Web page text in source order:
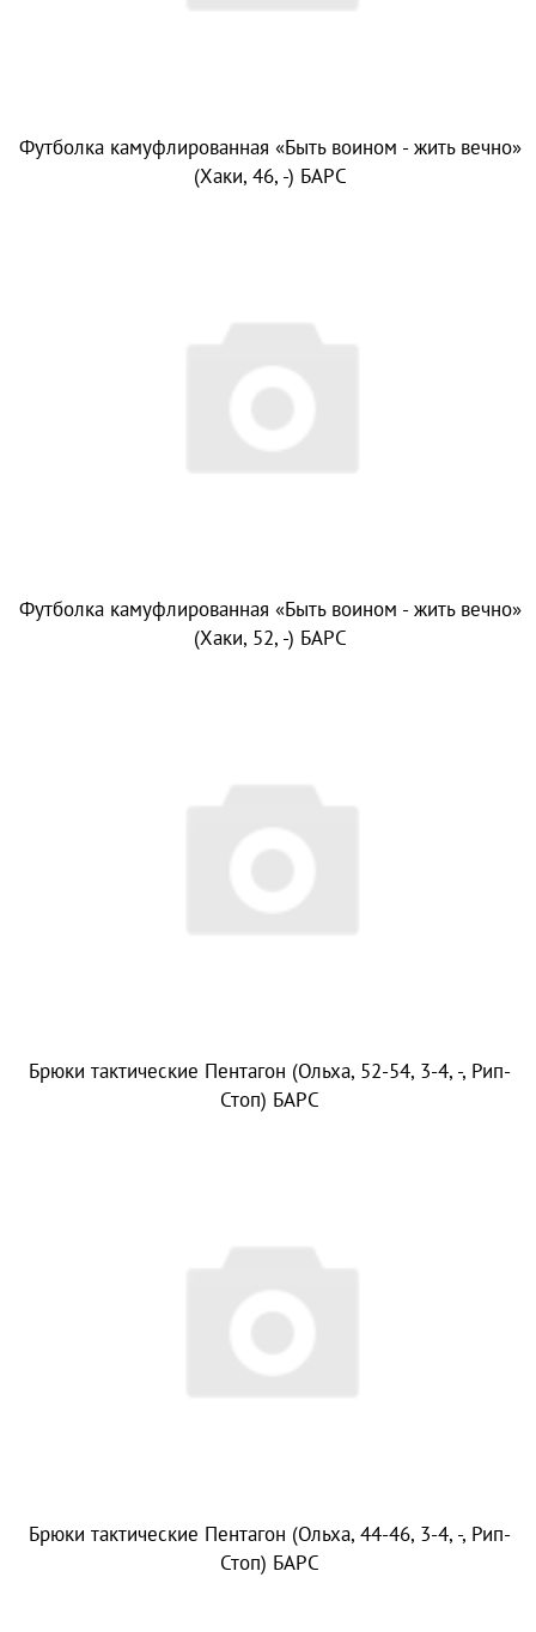
Футболка камуфлированная «Быть воином - жить вечно»
(Хаки, 46, -) БАРС
Футболка камуфлированная «Быть воином - жить вечно»
(Хаки, 52, -) БАРС
Брюки тактические Пентагон (Ольха, 52-54, 3-4, -, Рип-
Стоп) БАРС
Брюки тактические Пентагон (Ольха, 44-46, 3-4, -, Рип-
Стоп) БАРС